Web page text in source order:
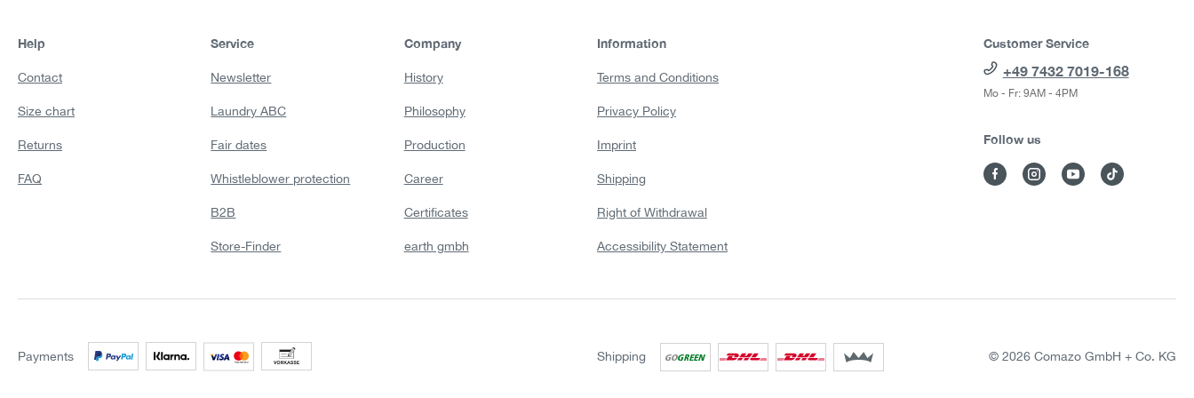
Help
Contact
Size chart
Returns
FAQ
Service
Newsletter
Laundry ABC
Fair dates
Whistleblower protection
B2B
Store-Finder
Company
History
Philosophy
Production
Career
Certificates
earth gmbh
Information
Terms and Conditions
Privacy Policy
Imprint
Shipping
Right of Withdrawal
Accessibility Statement
Customer Service
+49 7432 7019-168
Mo - Fr: 9AM - 4PM
Follow us
Payments Shipping © 2026 Comazo GmbH + Co. KG